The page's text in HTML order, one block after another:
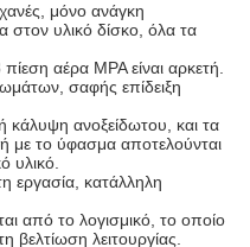
μόνο ανάγκη
στον υλικό δίσκο, όλα τα
αέρα MPA είναι αρκετή.
σαφής επίδειξη
κάλυψη ανοξείδωτου, και τα
με το ύφασμα αποτελούνται
υλικό.
εργασία, κατάλληλη
από το λογισμικό, το οποίο
βελτίωση λειτουργίας.